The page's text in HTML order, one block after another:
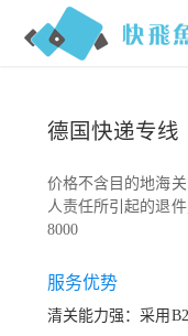
德国快递专线
价格不含目的地海
人责任所引起的退
8000
服务优势
清关能力强：采用